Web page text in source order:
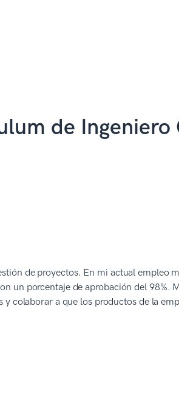
de Ingeniero
de proyectos. En mi actual empleo
un porcentaje de aprobación del 98%.
colaborar a que los productos de la